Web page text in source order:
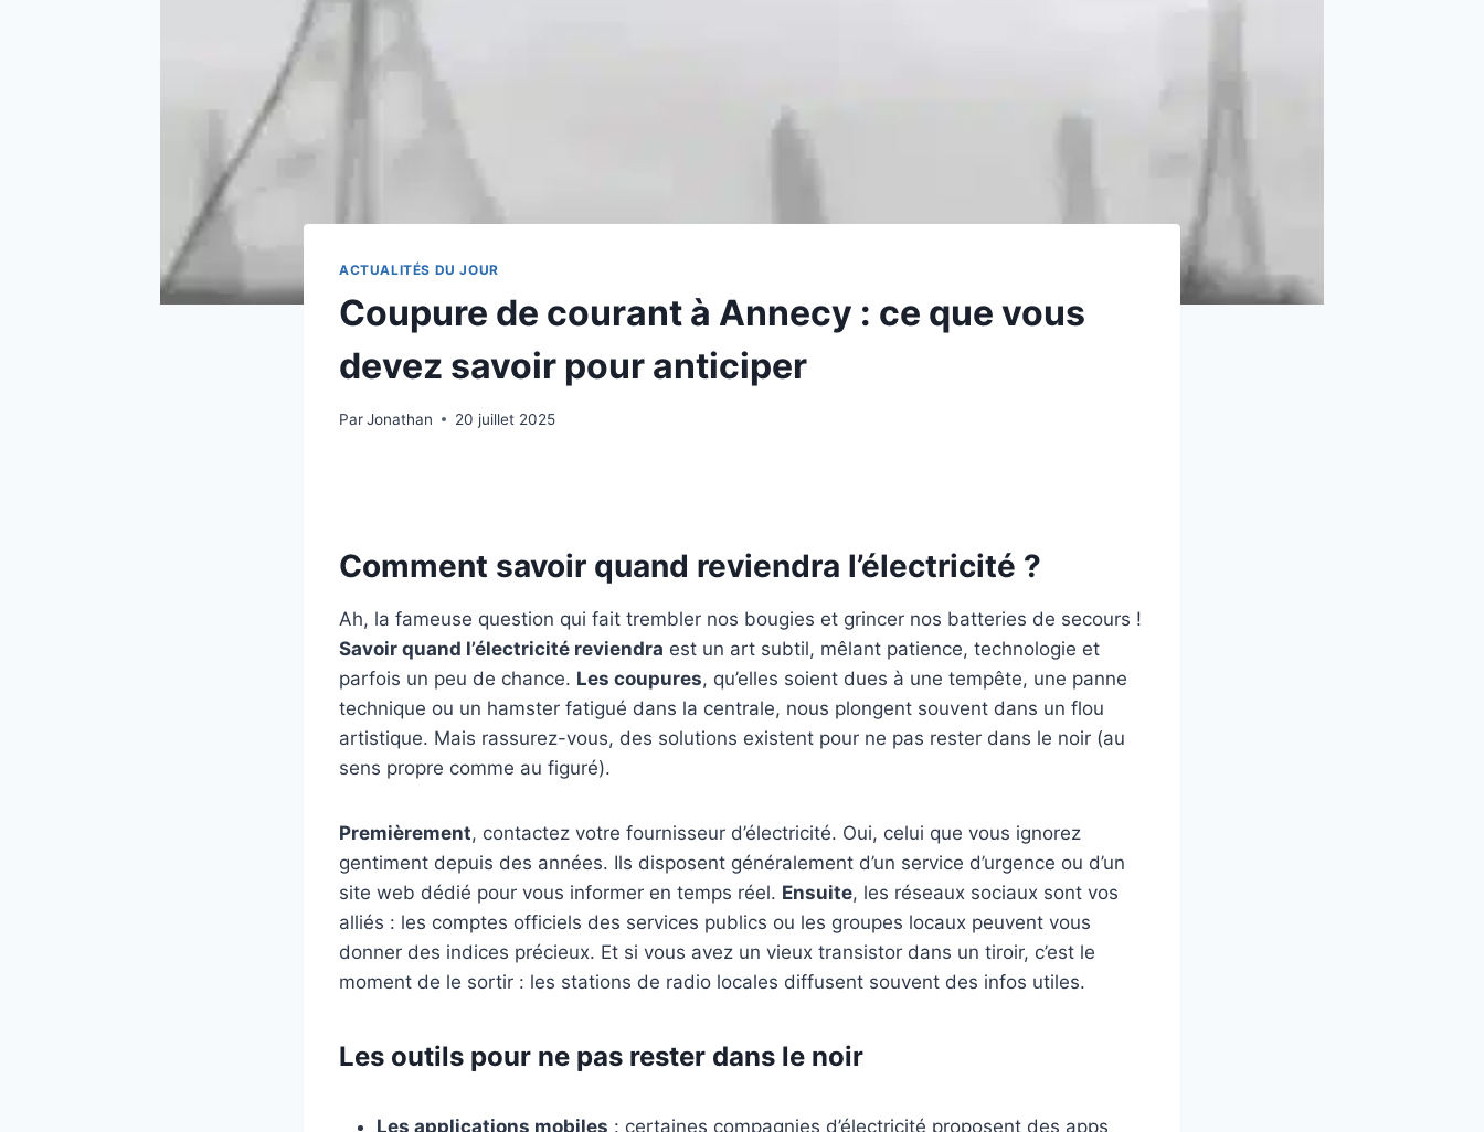
ACTUALITÉS DU JOUR
Coupure de courant à Annecy : ce que vous
devez savoir pour anticiper
ParJonathan 20 juillet 2025
Comment savoir quand reviendra l’électricité ?
Ah, la fameuse question qui fait trembler nos bougies et grincer nos batteries de secours !
Savoir quand l’électricité reviendra est un art subtil, mêlant patience, technologie et
parfois un peu de chance. Les coupures, qu’elles soient dues à une tempête, une panne
technique ou un hamster fatigué dans la centrale, nous plongent souvent dans un flou
artistique. Mais rassurez-vous, des solutions existent pour ne pas rester dans le noir (au
sens propre comme au figuré).
Premièrement, contactez votre fournisseur d’électricité. Oui, celui que vous ignorez
gentiment depuis des années. Ils disposent généralement d’un service d’urgence ou d’un
site web dédié pour vous informer en temps réel. Ensuite, les réseaux sociaux sont vos
alliés : les comptes officiels des services publics ou les groupes locaux peuvent vous
donner des indices précieux. Et si vous avez un vieux transistor dans un tiroir, c’est le
moment de le sortir : les stations de radio locales diffusent souvent des infos utiles.
Les outils pour ne pas rester dans le noir
Les applications mobiles : certaines compagnies d’électricité proposent des apps